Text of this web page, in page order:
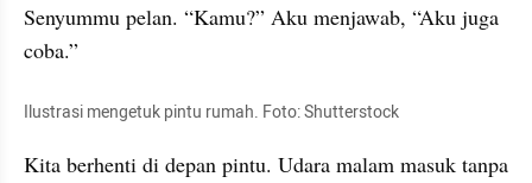
Senyummu pelan. “Kamu?” Aku menjawab, “Aku juga
coba.”
Ilustrasi mengetuk pintu rumah. Foto: Shutterstock
Kita berhenti di depan pintu. Udara malam masuk tanpa